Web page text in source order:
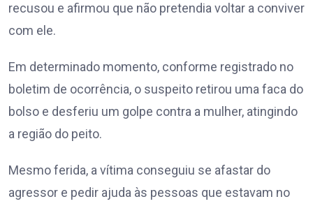
recusou e afirmou que não pretendia voltar a conviver
com ele.
Em determinado momento, conforme registrado no
boletim de ocorrência, o suspeito retirou uma faca do
bolso e desferiu um golpe contra a mulher, atingindo
a região do peito.
Mesmo ferida, a vítima conseguiu se afastar do
agressor e pedir ajuda às pessoas que estavam no